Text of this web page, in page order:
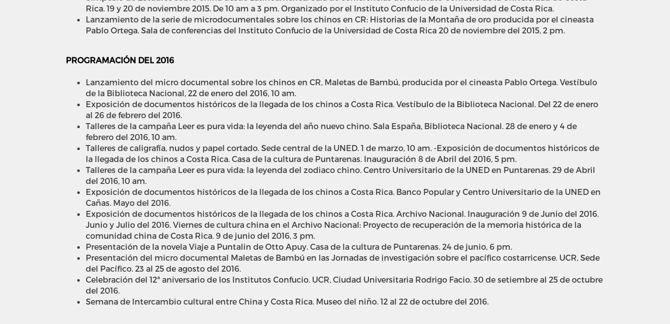
Rica. 19 y 20 de noviembre 2015. De 10 am a 3 pm. Organizado por el Instituto Confucio de la Universidad de Costa Rica.
Lanzamiento de la serie de microdocumentales sobre los chinos en CR: Historias de la Montaña de oro producida por el cineasta
Pablo Ortega. Sala de conferencias del Instituto Confucio de la Universidad de Costa Rica 20 de noviembre del 2015, 2 pm.
PROGRAMACIÓN DEL 2016
Lanzamiento del micro documental sobre los chinos en CR, Maletas de Bambú, producida por el cineasta Pablo Ortega. Vestíbulo
de la Biblioteca Nacional, 22 de enero del 2016, 10 am.
Exposición de documentos históricos de la llegada de los chinos a Costa Rica. Vestíbulo de la Biblioteca Nacional. Del 22 de enero
al 26 de febrero del 2016.
Talleres de la campaña Leer es pura vida: la leyenda del año nuevo chino. Sala España, Biblioteca Nacional. 28 de enero y 4 de
febrero del 2016, 10 am.
Talleres de caligrafía, nudos y papel cortado. Sede central de la UNED. 1 de marzo, 10 am. -Exposición de documentos históricos de
la llegada de los chinos a Costa Rica. Casa de la cultura de Puntarenas. Inauguración 8 de Abril del 2016, 5 pm.
Talleres de la campaña Leer es pura vida: la leyenda del zodiaco chino. Centro Universitario de la UNED en Puntarenas. 29 de Abril
del 2016, 10 am.
Exposición de documentos históricos de la llegada de los chinos a Costa Rica. Banco Popular y Centro Universitario de la UNED en
Cañas. Mayo del 2016.
Exposición de documentos históricos de la llegada de los chinos a Costa Rica. Archivo Nacional. Inauguración 9 de Junio del 2016.
Junio y Julio del 2016. Viernes de cultura china en el Archivo Nacional: Proyecto de recuperación de la memoria histórica de la
comunidad china de Costa Rica. 9 de junio del 2016, 3 pm.
Presentación de la novela Viaje a Puntalin de Otto Apuy. Casa de la cultura de Puntarenas. 24 de junio, 6 pm.
Presentación del micro documental Maletas de Bambú en las Jornadas de investigación sobre el pacífico costarricense. UCR, Sede
del Pacífico. 23 al 25 de agosto del 2016.
Celebración del 12ª aniversario de los Institutos Confucio. UCR, Ciudad Universitaria Rodrigo Facio. 30 de setiembre al 25 de octubre
del 2016.
Semana de Intercambio cultural entre China y Costa Rica. Museo del niño. 12 al 22 de octubre del 2016.